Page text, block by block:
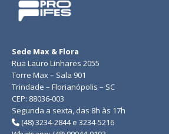
Sede Max & Flora
Rua Lauro Linhares 2055
Torre Max – Sala 901
Trindade – Florianópolis – SC
CEP: 88036-003
Segunda a sexta, das 8h às 17h
(48) 3234-2844 e 3234-5216